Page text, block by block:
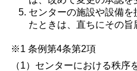
センターの施設や設備
たときは、直ちにその旨
※1 条例第4条第2項
（1）センターにおける秩